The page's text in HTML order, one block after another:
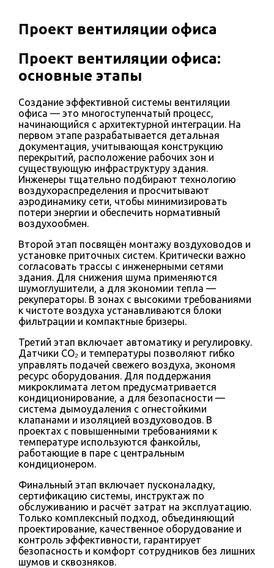
Проект вентиляции офиса
Проект вентиляции офиса:
основные этапы
Создание эффективной системы вентиляции
офиса — это многоступенчатый процесс,
начинающийся с архитектурной интеграции. На
первом этапе разрабатывается детальная
документация, учитывающая конструкцию
перекрытий, расположение рабочих зон и
существующую инфраструктуру здания.
Инженеры тщательно подбирают технологию
воздухораспределения и просчитывают
аэродинамику сети, чтобы минимизировать
потери энергии и обеспечить нормативный
воздухообмен.
Второй этап посвящён монтажу воздуховодов и
установке приточных систем. Критически важно
согласовать трассы с инженерными сетями
здания. Для снижения шума применяются
шумоглушители, а для экономии тепла —
рекуператоры. В зонах с высокими требованиями
к чистоте воздуха устанавливаются блоки
фильтрации и компактные бризеры.
Третий этап включает автоматику и регулировку.
Датчики CO₂ и температуры позволяют гибко
управлять подачей свежего воздуха, экономя
ресурс оборудования. Для поддержания
микроклимата летом предусматривается
кондиционирование, а для безопасности —
система дымоудаления с огнестойкими
клапанами и изоляцией воздуховодов. В
проектах с повышенными требованиями к
температуре используются фанкойлы,
работающие в паре с центральным
кондиционером.
Финальный этап включает пусконаладку,
сертификацию системы, инструктаж по
обслуживанию и расчёт затрат на эксплуатацию.
Только комплексный подход, объединяющий
проектирование, качественное оборудование и
контроль эффективности, гарантирует
безопасность и комфорт сотрудников без лишних
шумов и сквозняков.